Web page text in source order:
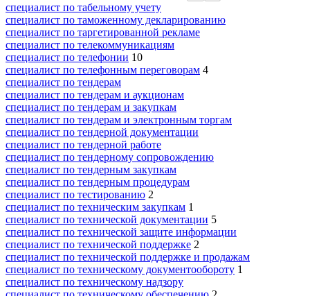
специалист по табельному учету
специалист по таможенному декларированию
специалист по таргетированной рекламе
специалист по телекоммуникациям
специалист по телефонии 10
специалист по телефонным переговорам 4
специалист по тендерам
специалист по тендерам и аукционам
специалист по тендерам и закупкам
специалист по тендерам и электронным торгам
специалист по тендерной документации
специалист по тендерной работе
специалист по тендерному сопровождению
специалист по тендерным закупкам
специалист по тендерным процедурам
специалист по тестированию 2
специалист по техническим закупкам 1
специалист по технической документации 5
специалист по технической защите информации
специалист по технической поддержке 2
специалист по технической поддержке и продажам
специалист по техническому документообороту 1
специалист по техническому надзору